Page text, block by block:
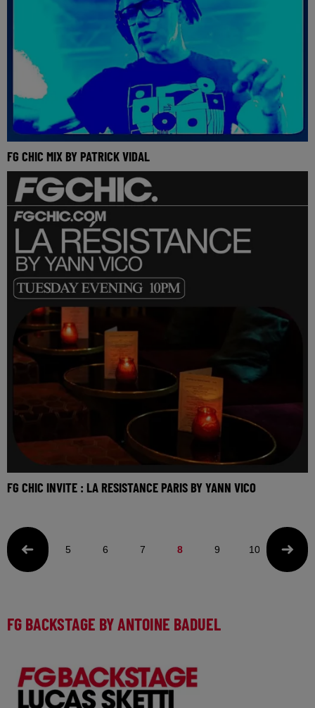
FG CHIC MIX BY PATRICK VIDAL
Réécoutez le FG Chic mix by Patrick Vidal du samedi 9 mai
2026 🎧 Ecoutez la radio FG CHIC sur www
FG CHIC INVITE : LA RESISTANCE PARIS BY YANN VICO
5 6 7 8 9 10 11
FG BACKSTAGE BY ANTOINE BADUEL